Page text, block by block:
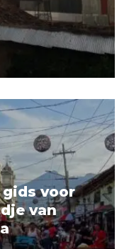
gids voor
van